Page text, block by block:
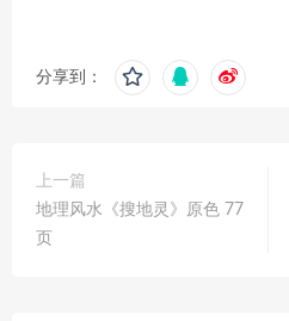
分享到：
上一篇
地理风水《搜地灵》原色 77
页